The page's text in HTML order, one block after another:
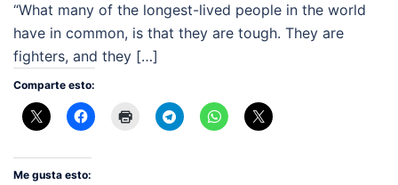
“What many of the longest-lived people in the world
have in common, is that they are tough. They are
fighters, and they […]
Comparte esto:
Me gusta esto: